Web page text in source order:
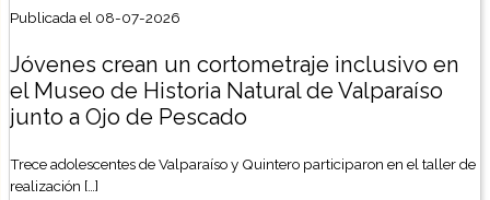
Publicada el 08-07-2026
Jóvenes crean un cortometraje inclusivo en
el Museo de Historia Natural de Valparaíso
junto a Ojo de Pescado
Trece adolescentes de Valparaíso y Quintero participaron en el taller de
realización […]